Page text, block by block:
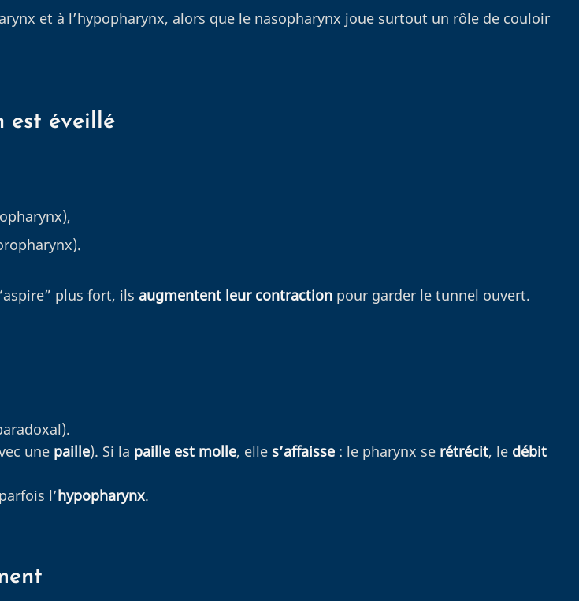
et à l’hypopharynx, alors que le nasopharynx joue surtout un rôle de couloir
est éveillé
plus fort, ils augmentent leur contraction pour garder le tunnel ouvert.
une paille). Si la paille est molle, elle s’affaisse : le pharynx se rétrécit, le débit
l’hypopharynx.